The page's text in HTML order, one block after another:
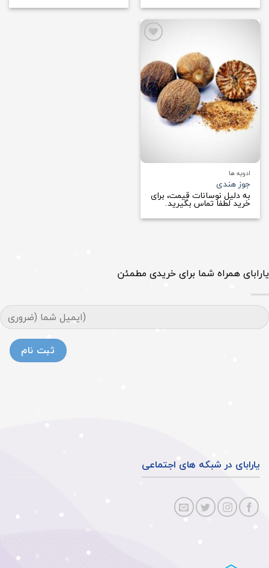
به
علاقه
مندی
ها
ادویه ها
جوز هندی
به دلیل نوسانات قیمت، برای
خرید لطفا تماس بگیرید.
یارابای همراه شما برای خریدی مطمئن
یارابای در شبکه های اجتماعی